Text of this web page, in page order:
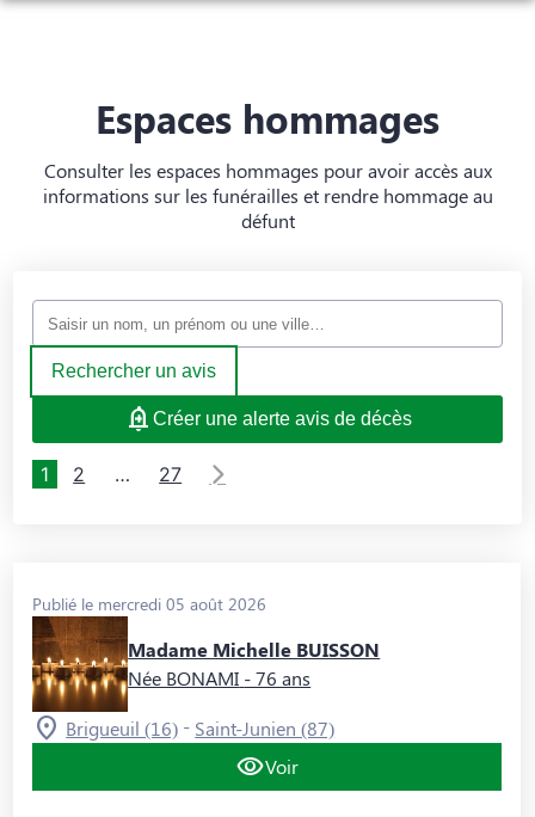
NOTRE AGENCE
NOS PRESTATIONS
NOTRE CHAMBRE FUNÉRAIRE
Espaces hommages
Consulter les espaces hommages pour avoir accès aux
informations sur les funérailles et rendre hommage au
défunt
Rechercher un avis
Créer une alerte avis de décès
1 2 … 27
Publié le mercredi 05 août 2026
Madame Michelle BUISSON
Née BONAMI - 76 ans
Brigueuil (16) - Saint-Junien (87)
Voir